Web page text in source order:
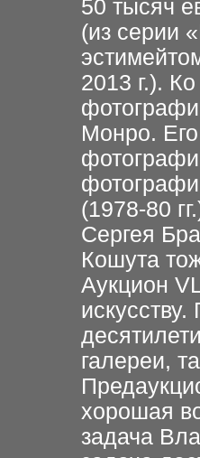
50 тысяч
(из серии
2013 г.).
Монро.
(1978-80
Сергея
Кошута
Аукцион
галереи,
хорошая
задача